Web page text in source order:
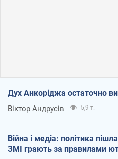
Дух Анкоріджа остаточно
Віктор Андрусів 5,9 т.
Війна і медіа: політика
ЗМІ грають за правилами